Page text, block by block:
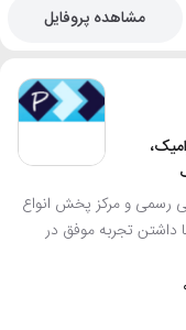
مشاهده پروفایل
رسمی و مرکز پخش انواع
داشتن تجربه موفق در